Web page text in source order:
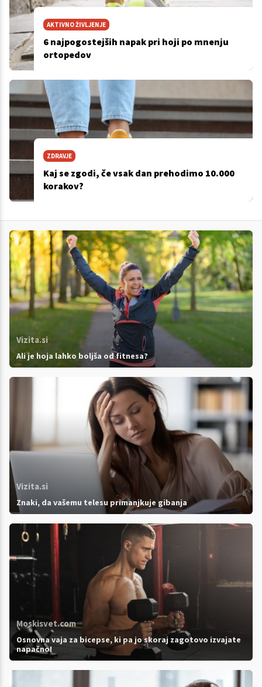
AKTIVNO ŽIVLJENJE
6 najpogostejših napak pri hoji po mnenju
ortopedov
ZDRAVJE
Kaj se zgodi, če vsak dan prehodimo 10.000
korakov?
Vizita.si
Ali je hoja lahko boljša od fitnesa?
Vizita.si
Znaki, da vašemu telesu primanjkuje gibanja
Moskisvet.com
Osnovna vaja za bicepse, ki pa jo skoraj zagotovo izvajate
napačno!